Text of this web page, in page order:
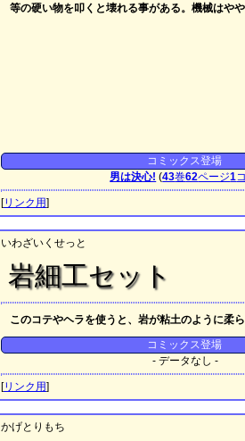
等の硬い物を叩くと壊れる事がある。機械はや
コミックス登場
男は決心! (43巻62ページ1
[リンク用]
いわざいくせっと
岩細工セット
このコテやヘラを使うと、岩が粘土のように柔ら
コミックス登場
- データなし -
[リンク用]
かげとりもち